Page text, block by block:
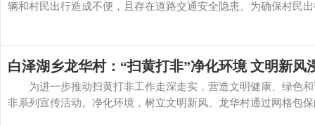
辆和村民出行造成不便，且存在道路交通安全隐患。为确保村民
白泽湖乡龙华村：“扫黄打非”净化环境 文明新风
为进一步推动扫黄打非工作走深走实，营造文明健康、绿色和
非系列宣传活动。净化环境，树立文明新风。龙华村通过网格包